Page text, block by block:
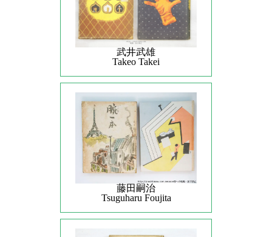
武井武雄
Takeo Takei
藤田嗣治
Tsuguharu Foujita